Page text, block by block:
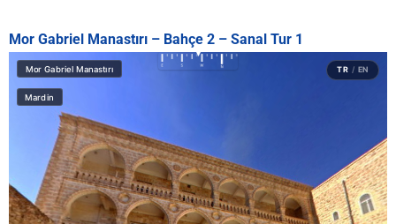
Mor Gabriel Manastırı – Bahçe 2 – Sanal Tur 1